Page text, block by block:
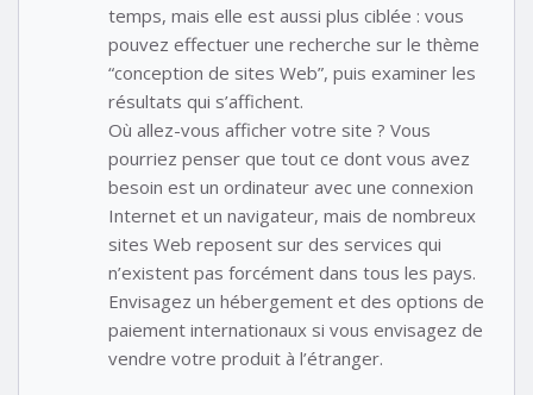
temps, mais elle est aussi plus ciblée : vous
pouvez effectuer une recherche sur le thème
“conception de sites Web”, puis examiner les
résultats qui s’affichent.
Où allez-vous afficher votre site ? Vous
pourriez penser que tout ce dont vous avez
besoin est un ordinateur avec une connexion
Internet et un navigateur, mais de nombreux
sites Web reposent sur des services qui
n’existent pas forcément dans tous les pays.
Envisagez un hébergement et des options de
paiement internationaux si vous envisagez de
vendre votre produit à l’étranger.